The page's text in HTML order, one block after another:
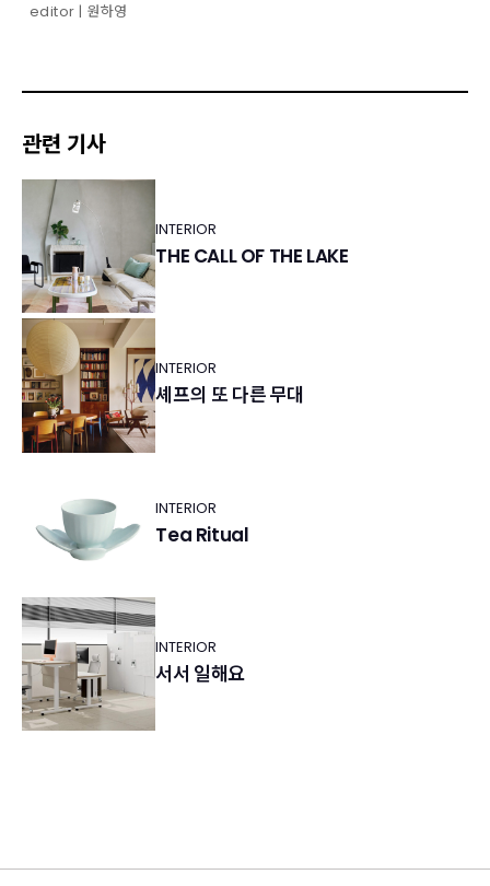
editor | 원하영
관련 기사
INTERIOR
THE CALL OF THE LAKE
INTERIOR
셰프의 또 다른 무대
INTERIOR
Tea Ritual
INTERIOR
서서 일해요